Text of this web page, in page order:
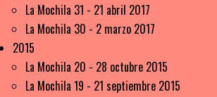
La Mochila 31 - 21 abril 2017
La Mochila 30 - 2 marzo 2017
2015
La Mochila 20 - 28 octubre 2015
La Mochila 19 - 21 septiembre 2015